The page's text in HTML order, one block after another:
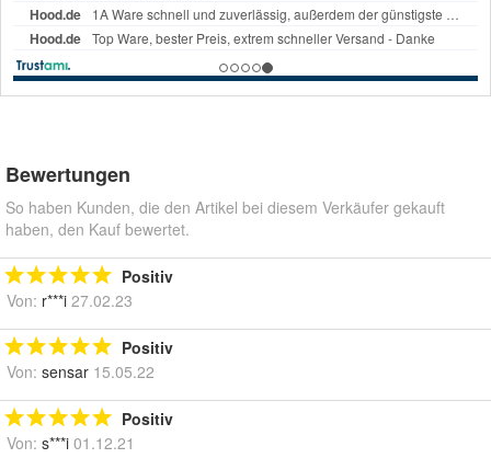
Bewertungen
So haben Kunden, die den Artikel bei diesem Verkäufer gekauft
haben, den Kauf bewertet.
Positiv
Von: r***i 27.02.23
Positiv
Von: sensar 15.05.22
Positiv
Von: s***i 01.12.21